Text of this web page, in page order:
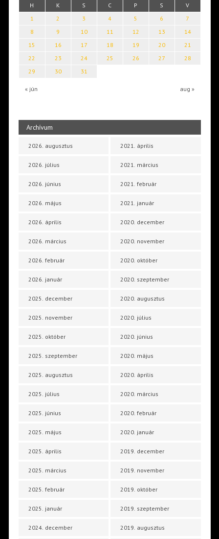
H K S C P S V
« jún aug »
1 2 3 4 5 6
7
8
9 10 11 12 13
14
15
16 17 18 19 20
21
22
23 24 25 26 27
28
29
30 31
Archívum
2026. augusztus
2026. július
2026. június
2026. május
2026. április
2026. március
2026. február
2026. január
2025. december
2025. november
2025. október
2025. szeptember
2025. augusztus
2025. július
2025. június
2025. május
2025. április
2025. március
2025. február
2025. január
2024. december
2021. április
2021. március
2021. február
2021. január
2020. december
2020. november
2020. október
2020. szeptember
2020. augusztus
2020. július
2020. június
2020. május
2020. április
2020. március
2020. február
2020. január
2019. december
2019. november
2019. október
2019. szeptember
2019. augusztus